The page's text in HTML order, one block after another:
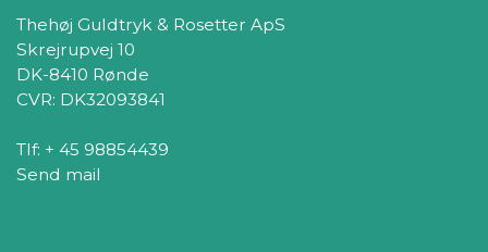
Thehøj Guldtryk & Rosetter ApS
Skrejrupvej 10
DK-8410 Rønde
CVR: DK32093841
Tlf: + 45 98854439
Send mail